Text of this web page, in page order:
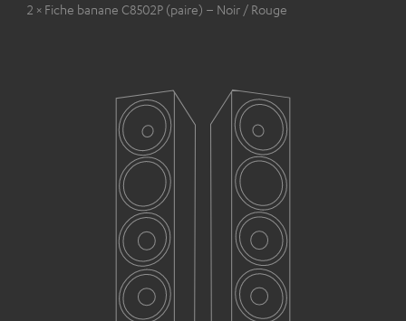
2 × Fiche banane C8502P (paire) – Noir / Rouge